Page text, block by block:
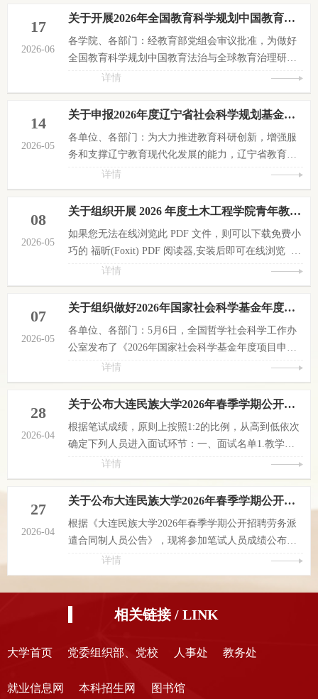
17
2026-06
关于开展2026年全国教育科学规划中国教育法治与全球教育治理研究专项申报工作的通知
各学院、各部门：经教育部党组会审议批准，为做好
全国教育科学规划中国教育法治与全球教育治理研究
专项（以下简称法治专项）申报工作，现就有关事项
公告如下一、专项目的法治专项面向教育法治建设和
教育“引进来”“走出去”的发展需要，重点资助中国教
理论和现实问题研究，为夯实教育强国建设法治基
础，服务教育高水平对外开放提供决策支撑。二、选
题指南申报重大项目、重点项...
详情
14
2026-05
关于申报2026年度辽宁省社会科学规划基金教育学项目的通知
各单位、各部门：为大力推进教育科研创新，增强服
务和支撑辽宁教育现代化发展的能力，辽宁省教育科
学规划领导小组办公室发布了《关于申报2026年度辽
宁省社会科学规划基金教育学项目的通知》，现就有
关工作通知如下，请各单位（部门）做好申报组织工
教育学项目申报工作坚持以习近平新时代中国特色社
会主义思想为指导，深入贯彻落实党的二十届四中全
会和全国教育大会精神、《教育...
详情
08
2026-05
关于组织开展 2026 年度土木工程学院青年教师教学竞赛的通知
如果您无法在线浏览此 PDF 文件，则可以下载免费小
巧的 福昕(Foxit) PDF 阅读器,安装后即可在线浏览 或
下载免费的 Adobe Reader PDF 阅读器,安装后即可在
线浏览 或下载此 PDF 文件
详情
07
2026-05
关于组织做好2026年国家社会科学基金年度项目申报工作的通知
各单位、各部门：5月6日，全国哲学社会科学工作办
公室发布了《2026年国家社会科学基金年度项目申报
公告》，为了做好项目申报组织工作，现将有关工作
通知如下：一、2026年国家社会科学基金年度项目申
报工作以习近平新时代中国特色社会主义思想为指
十大和二十届历次全会精神，深入实施《中共中央关
于加快构建中国特色哲学社会科学的意见》，坚持正
确的政治方向、价值取向和学术导...
详情
28
2026-04
关于公布大连民族大学2026年春季学期公开招聘劳务派遣合同制人员面试名单及具体安排的通知
根据笔试成绩，原则上按照1:2的比例，从高到低依次
确定下列人员进入面试环节：一、面试名单1.教学秘
书（2人）于梦琳 蔡 畅2.计算机科学与工程学院实验
员（2人）闫欣然 张 赟3.设计学院实验员（2人）韩 炎
刘玉雪4.土木工程学院建筑环境与能源应用工程专业
专业实验员（2人）金京文 李 铮6.物理与材料工程学
院实验员（4人）王旭婷 周 娜 邱露露 赵立会7.物理与
材料工程学院科研...
详情
27
2026-04
关于公布大连民族大学2026年春季学期公开招聘劳务派遣合同制人员笔试成绩的通知
根据《大连民族大学2026年春季学期公开招聘劳务派
遣合同制人员公告》，现将参加笔试人员成绩公布如
下：（见附件）大连民族大学人事处 大连金普新区人
力资源服务有限公司 2026年4月27日
详情
相关链接 / LINK
大学首页 党委组织部、党校 人事处 教务处
就业信息网 本科招生网 图书馆